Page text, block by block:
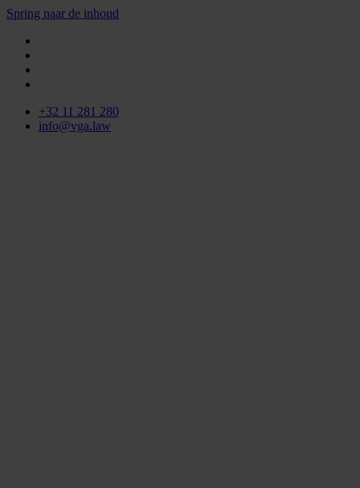
Spring naar de inhoud
+32 11 281 280
info@vga.law